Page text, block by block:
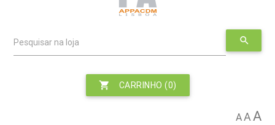
Pesquisar na loja search
CARRINHO (0)
shopping_cart
AAA